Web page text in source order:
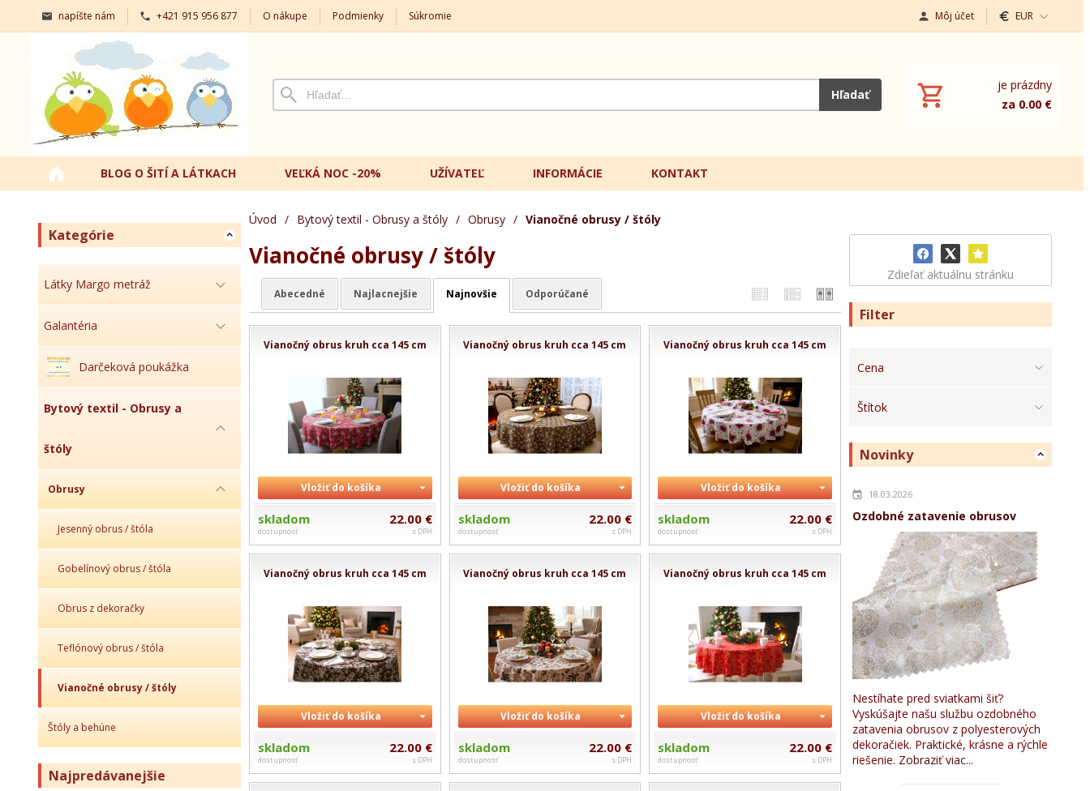
napíšte nám +421 915 956 877 O nákupe Podmienky Súkromie Môj účet EUR
Hľadať
je prázdny
za 0.00 €
BLOG O ŠITÍ A LÁTKACH VEĽKÁ NOC -20% UŽÍVATEĽ INFORMÁCIE KONTAKT
Kategórie
Látky Margo metráž
Galantéria
Darčeková poukážka
Bytový textil - Obrusy a
štóly
Obrusy
Jesenný obrus / štóla
Gobelínový obrus / štóla
Obrus z dekoračky
Teflónový obrus / štóla
Vianočné obrusy / štóly
Štóly a behúne
Najpredávanejšie
Zdieľať aktuálnu stránku
Filter
Cena
Štítok
Novinky
18.03.2026
Ozdobné zatavenie obrusov
Nestíhate pred sviatkami šiť?
Vyskúšajte našu službu ozdobného
zatavenia obrusov z polyesterových
dekoračiek. Praktické, krásne a rýchle
riešenie. Zobraziť viac...
Úvod / Bytový textil - Obrusy a štóly / Obrusy / Vianočné obrusy / štóly
Vianočné obrusy / štóly
Abecedné Najlacnejšie Najnovšie Odporúčané
Vianočný obrus kruh cca 145 cm
Vložiť do košíka
skladom
dostupnosť
22.00 €
s DPH
Vianočný obrus kruh cca 145 cm
Vložiť do košíka
skladom
dostupnosť
22.00 €
s DPH
Vianočný obrus kruh cca 145 cm
Vložiť do košíka
skladom
dostupnosť
22.00 €
s DPH
Vianočný obrus kruh cca 145 cm
Vložiť do košíka
skladom
dostupnosť
22.00 €
s DPH
Vianočný obrus kruh cca 145 cm
Vložiť do košíka
skladom
dostupnosť
22.00 €
s DPH
Vianočný obrus kruh cca 145 cm
Vložiť do košíka
skladom
dostupnosť
22.00 €
s DPH